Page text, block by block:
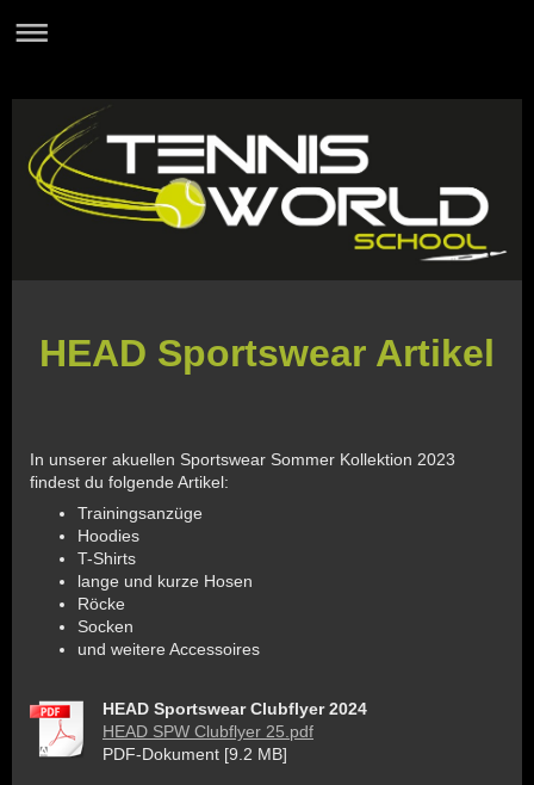
HEAD Sportswear Artikel
In unserer akuellen Sportswear Sommer Kollektion 2023
findest du folgende Artikel:
Trainingsanzüge
Hoodies
T-Shirts
lange und kurze Hosen
Röcke
Socken
und weitere Accessoires
HEAD Sportswear Clubflyer 2024
HEAD SPW Clubflyer 25.pdf
PDF-Dokument [9.2 MB]